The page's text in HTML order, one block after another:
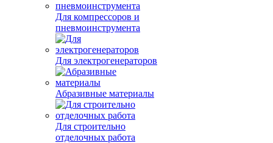
Для компрессоров и
пневмоинструмента
Для электрогенераторов
Абразивные материалы
Для строительно
отделочных работа